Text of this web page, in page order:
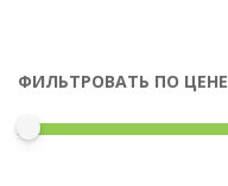
ФИЛЬТРОВАТЬ ПО ЦЕНЕ